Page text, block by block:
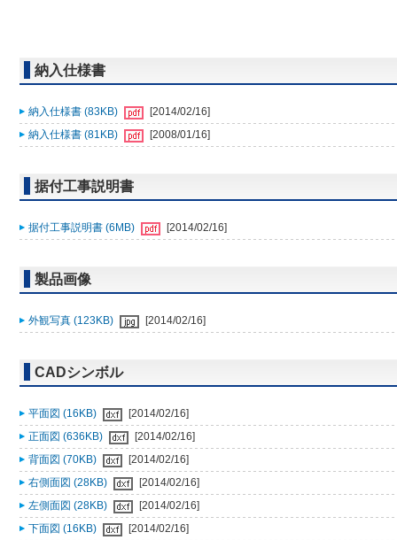
納入仕様書
納入仕様書 (83KB)
[2014/02/16]
納入仕様書 (81KB)
[2008/01/16]
据付工事説明書
据付工事説明書 (6MB) [2014/02/16]
製品画像
外観写真 (123KB) [2014/02/16]
CADシンボル
平面図 (16KB)
[2014/02/16]
正面図 (636KB)
[2014/02/16]
背面図 (70KB)
[2014/02/16]
右側面図 (28KB)
[2014/02/16]
左側面図 (28KB)
[2014/02/16]
下面図 (16KB)
[2014/02/16]